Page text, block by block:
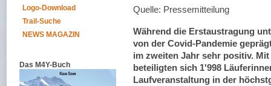
Logo-Download
Trail-Suche
NEWS MAGAZIN
Das M4Y-Buch
Quelle: Pressemitteilung
Während die Erstaustragung
von der Covid-Pandemie
im zweiten Jahr sehr positiv.
beteiligten sich 1'998
Laufveranstaltung in der